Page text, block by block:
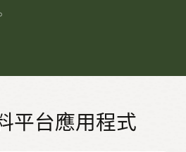
平台應用程式